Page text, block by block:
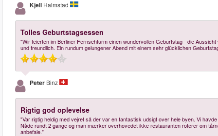
Kjell Halmstad
Tolles Geburtstagsessen
"Wir feierten im Berliner Fernsehturm einen wundervollen Geburtstag - die
und freundlich. Ein rundum gelungener Abend mit einem sehr glücklichen
Peter Binz
Rigtig god oplevelse
"Var rigtig heldig med vejret så der var en fantastisk udsigt over hele byen. Vi
Nåde rundt 2 gange og man mærker overhovedet ikke restauranten roterer om
anbefale."